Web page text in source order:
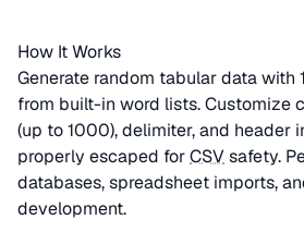
How It Works
Generate random tabular data with
from built-in word lists. Customize
(up to 1000), delimiter, and header
properly escaped forCSVsafety.
databases, spreadsheet imports,
development.